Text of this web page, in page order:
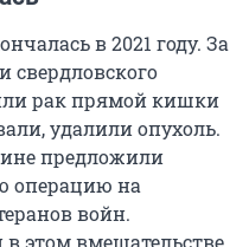
в 2021 году. За
свердловского
рак прямой кишки
удалили опухоль.
предложили
операцию на
войн.
этом вмешательстве